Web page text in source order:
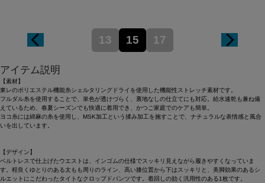
13 15 17
アイテム説明
【素材】
東レのポリエステル機能糸シェルタリングドライを使用した機能性ストレッチ素材です。
フルダル糸を使用することで、単色が透けづらく、裏地なしの仕立てにも対応。給水速乾も兼ね備
えているため、春夏シーズンでも快適に着用でき、かつご家庭でのケアも簡単。
ヨコ糸には綿麻の糸を使用し、MSK加工という揉み加工を施すことで、ナチュラルな表情感と風合
いを出しています。
【デザイン】
ベルトレスで仕上げたウエストは、インゴムの仕様でスッキリ見えながら履きやすくなっていま
す。程良くゆとりのある太もも周りのライン、高い膝位置から下はスッキリと、美脚効果のあるシ
ルエットにこだわったタイトなクロップドパンツです。着回しの効く汎用性のある1枚です。